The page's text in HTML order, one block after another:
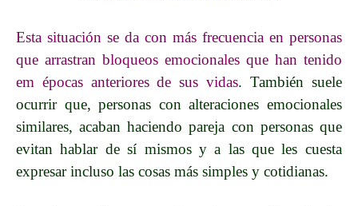
Esta situación se da con más frecuencia en personas
que arrastran bloqueos emocionales que han tenido
em épocas anteriores de sus vidas. También suele
ocurrir que, personas con alteraciones emocionales
similares, acaban haciendo pareja con personas que
evitan hablar de sí mismos y a las que les cuesta
expresar incluso las cosas más simples y cotidianas.